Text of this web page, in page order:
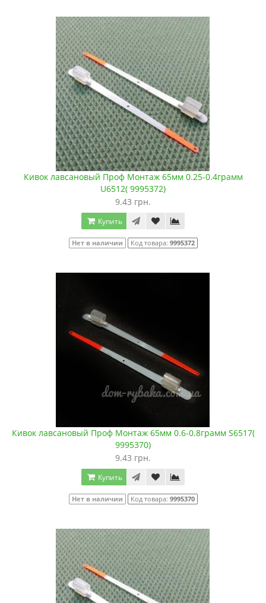
Кивок лавсановый Проф Монтаж 65мм 0.25-0.4грамм
U6512( 9995372)
9.43 грн.
Купить
Нет в наличии Код товара: 9995372
Кивок лавсановый Проф Монтаж 65мм 0.6-0.8грамм S6517(
9995370)
9.43 грн.
Купить
Нет в наличии Код товара: 9995370